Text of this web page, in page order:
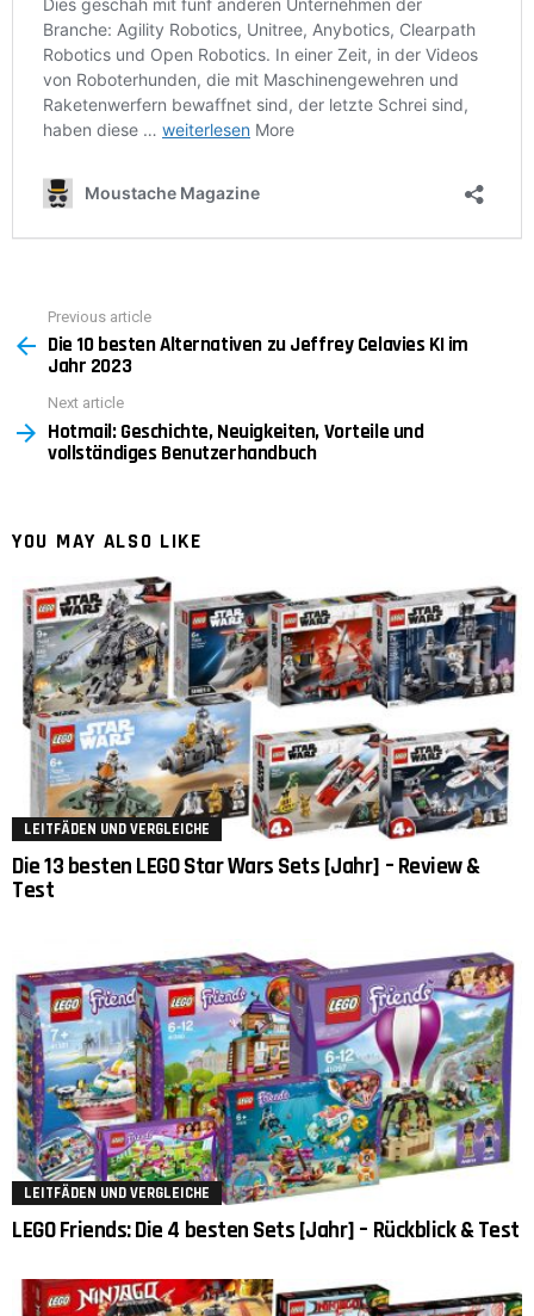
more
Previous article
Die 10 besten Alternativen zu Jeffrey Celavies KI im
Jahr 2023
Next article
Hotmail: Geschichte, Neuigkeiten, Vorteile und
vollständiges Benutzerhandbuch
YOU MAY ALSO LIKE
LEITFÄDEN UND VERGLEICHE
Die 13 besten LEGO Star Wars Sets [Jahr] – Review &
Test
LEITFÄDEN UND VERGLEICHE
LEGO Friends: Die 4 besten Sets [Jahr] – Rückblick & Test